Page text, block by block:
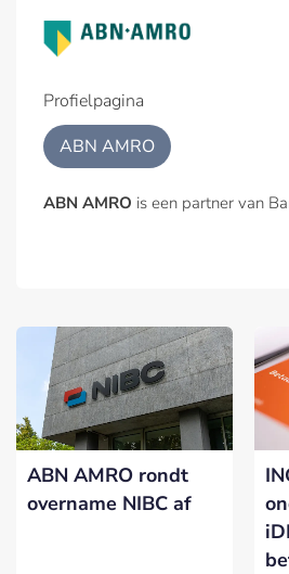
Profielpagina
ABN AMRO
ABN AMRO is een partner van
ABN AMRO rondt
overname NIBC af